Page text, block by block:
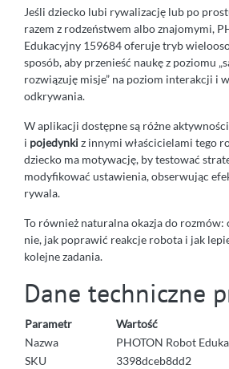
Jeśli dziecko lubi rywalizację lub po
razem z rodzeństwem albo znajomymi,
Edukacyjny 159684 oferuje tryb
sposób, aby przenieść naukę z poziomu
rozwiązuję misje” na poziom interakcji i
odkrywania.
W aplikacji dostępne są różne
i pojedynkiz innymi właścicielami tego
dziecko ma motywację, by testować
modyfikować ustawienia, obserwując
rywala.
To również naturalna okazja do rozmów:
nie, jak poprawić reakcje robota i jak
kolejne zadania.
Dane techniczne
Parametr
Wartość
Nazwa
PHOTON Robot
SKU
3398dceb8dd2